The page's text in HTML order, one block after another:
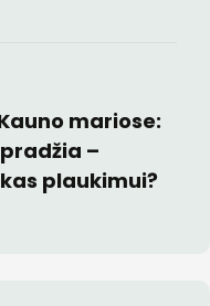
mariose:
–
plaukimui?